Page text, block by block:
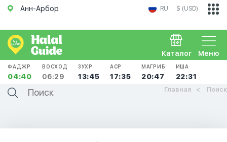
Анн-Арбор RU $ (USD)
Меню
Каталог
ФАДЖР
04:40
ВОСХОД
06:29
ЗУХР
13:45
АСР
17:35
МАГРИБ
20:47
ИША
22:31
Главная Поиск